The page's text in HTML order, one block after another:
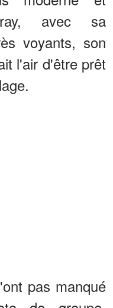
avec sa
voyants, son
l'air d'être prêt
pas manqué